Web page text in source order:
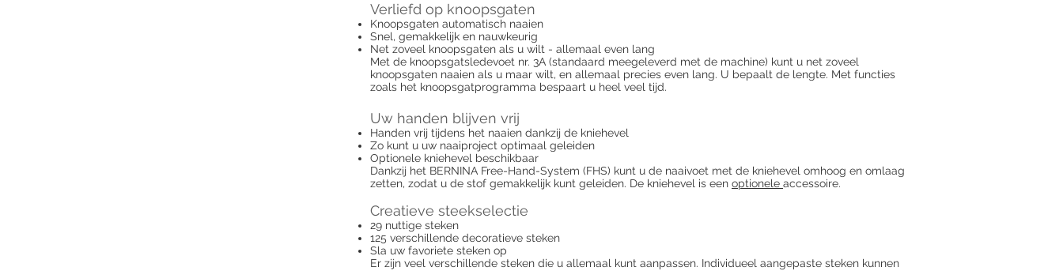
Verliefd op knoopsgaten
Knoopsgaten automatisch naaien
Snel, gemakkelijk en nauwkeurig
Net zoveel knoopsgaten als u wilt - allemaal even lang
Met de knoopsgatsledevoet nr. 3A (standaard meegeleverd met de machine) kunt u net zoveel
knoopsgaten naaien als u maar wilt, en allemaal precies even lang. U bepaalt de lengte. Met functies
zoals het knoopsgatprogramma bespaart u heel veel tijd.
Uw handen blijven vrij
Handen vrij tijdens het naaien dankzij de kniehevel
Zo kunt u uw naaiproject optimaal geleiden
Optionele kniehevel beschikbaar
Dankzij het BERNINA Free-Hand-System (FHS) kunt u de naaivoet met de kniehevel omhoog en omlaag
zetten, zodat u de stof gemakkelijk kunt geleiden. De kniehevel is een optionele accessoire.
Creatieve steekselectie
29 nuttige steken
125 verschillende decoratieve steken
Sla uw favoriete steken op
Er zijn veel verschillende steken die u allemaal kunt aanpassen. Individueel aangepaste steken kunnen